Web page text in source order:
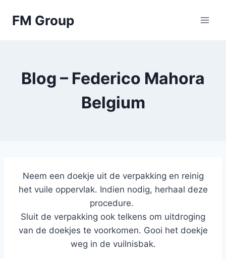
FM Group
Blog – Federico Mahora
Belgium
Neem een doekje uit de verpakking en reinig
het vuile oppervlak. Indien nodig, herhaal deze
procedure.
Sluit de verpakking ook telkens om uitdroging
van de doekjes te voorkomen. Gooi het doekje
weg in de vuilnisbak.